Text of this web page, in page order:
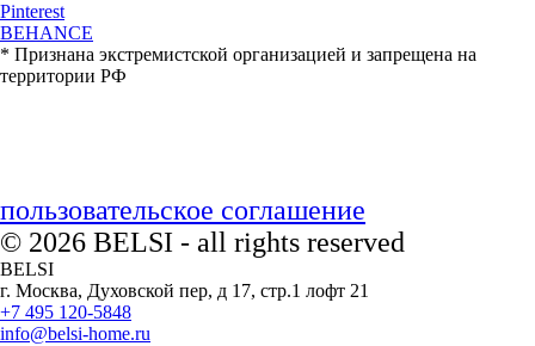
Pinterest
BEHANCE
* Признана экстремистской организацией и запрещена на
территории РФ
пользовательское соглашение
© 2026 BELSI - all rights reserved
BELSI
г. Москва, Духовской пер, д 17, стр.1 лофт 21
+7 495 120-5848
info@belsi-home.ru